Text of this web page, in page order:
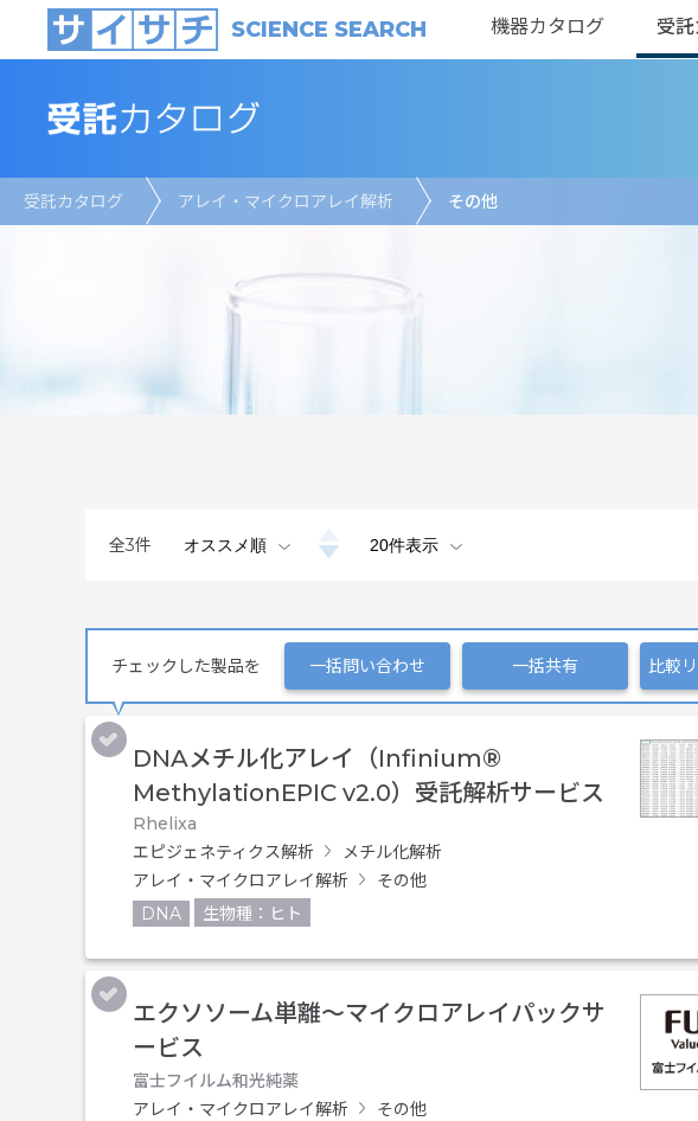
SCIENCE SEARCH 機器カタログ 受
受託カタログ アレイ・マイクロアレイ解析 その他
全3件
チェックした製品を 一括問い合わせ 一括共有 比較
DNAメチル化アレイ（Infinium®
MethylationEPIC v2.0）受託解析サービス
Rhelixa
エピジェネティクス解析
メチル化解析
アレイ・マイクロアレイ解析
その他
DNA
生物種：ヒト
エクソソーム単離～マイクロアレイパックサ
ービス
富士フイルム和光純薬
アレイ・マイクロアレイ解析
その他